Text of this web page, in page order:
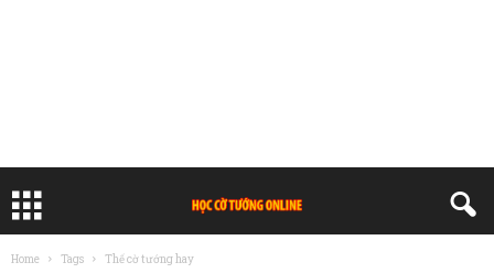
Home Tags Thế cờ tướng hay